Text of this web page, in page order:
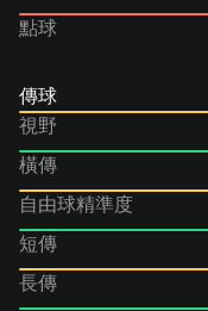
點球
傳球
視野
橫傳
自由球精準度
短傳
長傳